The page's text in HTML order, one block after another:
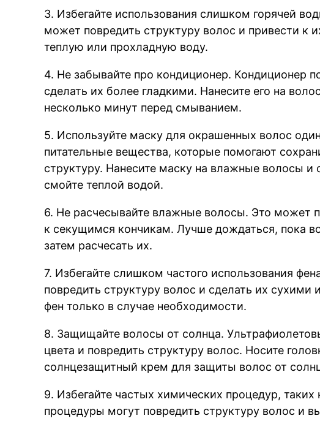
3. Избегайте использования слишком горячей
может повредить структуру волос и привести к
теплую или прохладную воду.
4. Не забывайте про кондиционер. Кондиционер
сделать их более гладкими. Нанесите его на
несколько минут перед смыванием.
5. Используйте маску для окрашенных волос
питательные вещества, которые помогают
структуру. Нанесите маску на влажные волосы и
смойте теплой водой.
6. Не расчесывайте влажные волосы. Это может
к секущимся кончикам. Лучше дождаться, пока
затем расчесать их.
7. Избегайте слишком частого использования
повредить структуру волос и сделать их
фен только в случае необходимости.
8. Защищайте волосы от солнца.
цвета и повредить структуру волос. Носите
солнцезащитный крем для защиты волос от
9. Избегайте частых химических процедур,
процедуры могут повредить структуру волос и